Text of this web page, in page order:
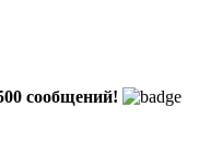
сообщений!